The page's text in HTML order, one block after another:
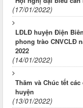
(17/01/2022)
LĐLĐ huyện Điện
phong trào CNVCLĐ
2022
(14/01/2022)
Thăm và Chúc tết
huyện
(13/01/2022)